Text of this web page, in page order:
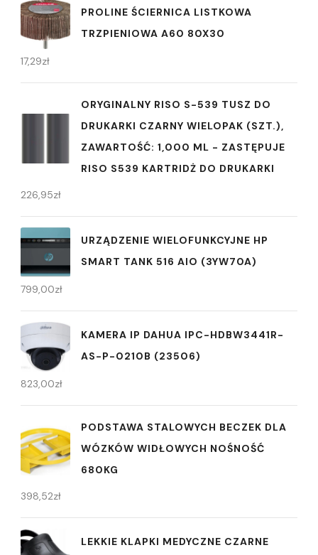
PROLINE ŚCIERNICA LISTKOWA
TRZPIENIOWA A60 80X30
17,29zł
ORYGINALNY RISO S-539 TUSZ DO
DRUKARKI CZARNY WIELOPAK (SZT.),
ZAWARTOŚĆ: 1,000 ML - ZASTĘPUJE
RISO S539 KARTRIDŻ DO DRUKARKI
226,95zł
URZĄDZENIE WIELOFUNKCYJNE HP
SMART TANK 516 AIO (3YW70A)
799,00zł
KAMERA IP DAHUA IPC-HDBW3441R-
AS-P-0210B (23506)
823,00zł
PODSTAWA STALOWYCH BECZEK DLA
WÓZKÓW WIDŁOWYCH NOŚNOŚĆ
680KG
398,52zł
LEKKIE KLAPKI MEDYCZNE CZARNE